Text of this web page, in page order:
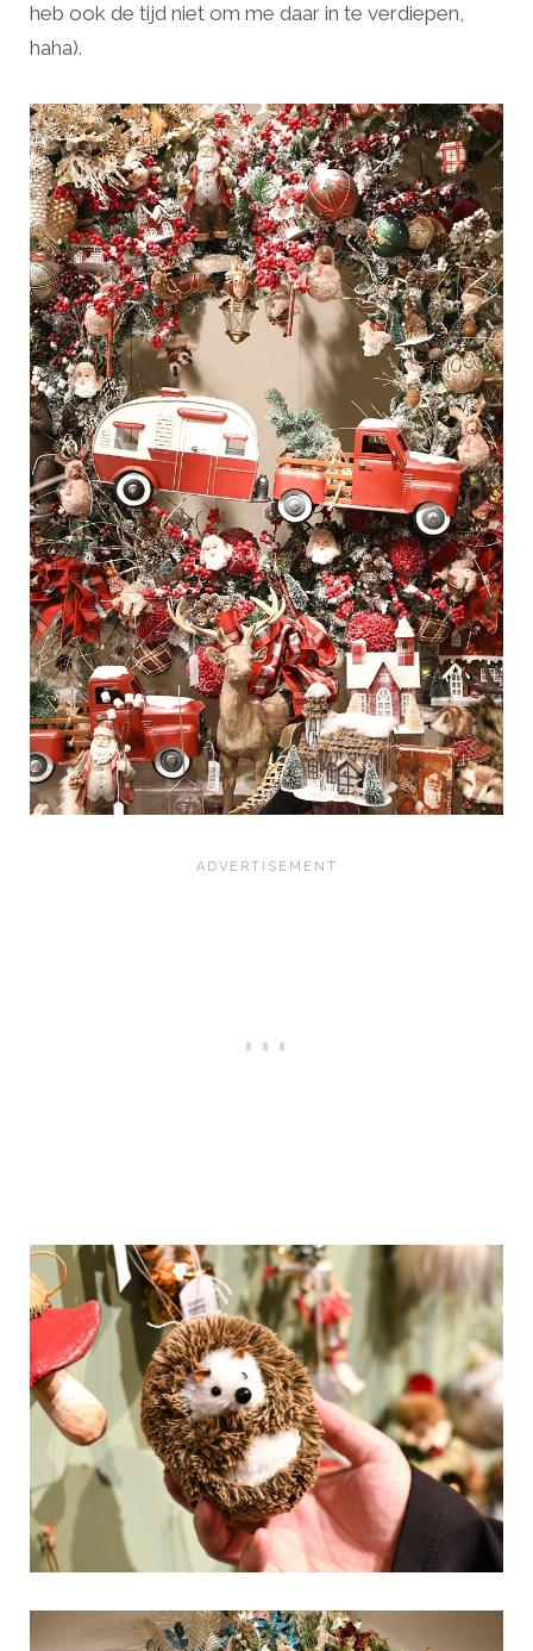
heb ook de tijd niet om me daar in te verdiepen,
haha).